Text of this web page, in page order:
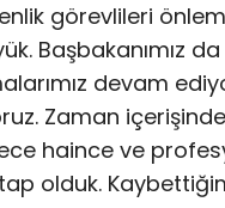
görevlileri
Başbakanımız
devam
Zaman
haince ve
olduk.